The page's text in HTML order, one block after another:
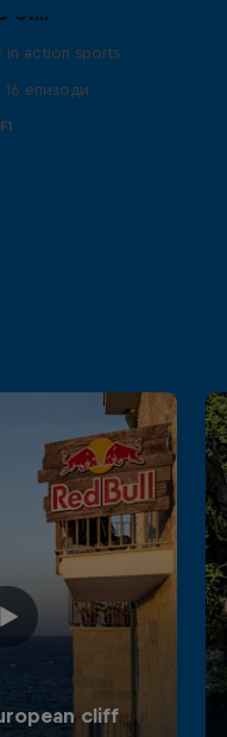
of...
in action sports
16 епизоди
F1